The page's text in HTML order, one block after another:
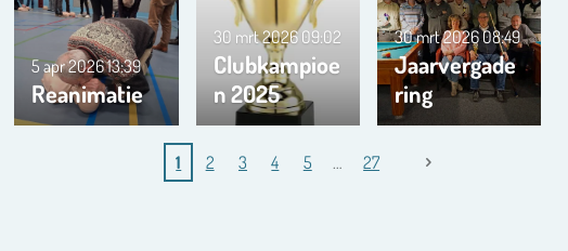
Reanimatie
5 apr 202613:39
Clubkampioe
n 2025
30 mrt 2026 09:02
Jaarvergade
ring
30 mrt 202608:49
1 2 3 4 5 27